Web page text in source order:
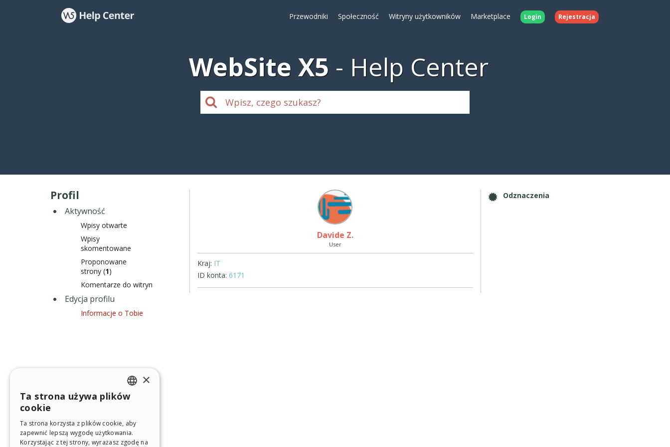
Przewodniki Społeczność Witryny użytkowników Marketplace Login Rejestracja
WebSite X5 Help Center
Profil
Aktywność
Wpisy otwarte
Wpisy
skomentowane
Proponowane
strony (1)
Komentarze do witryn
Edycja profilu
Informacje o Tobie
Davide Z.
User
Kraj: IT
ID konta: 6171
Odznaczenia
ENGLISH
GERMAN
×
Ta strona używa plików
cookie
Ta strona korzysta z plików cookie, aby
zapewnić lepszą wygodę użytkowania.
Korzystając z tej strony, wyrażasz zgodę na